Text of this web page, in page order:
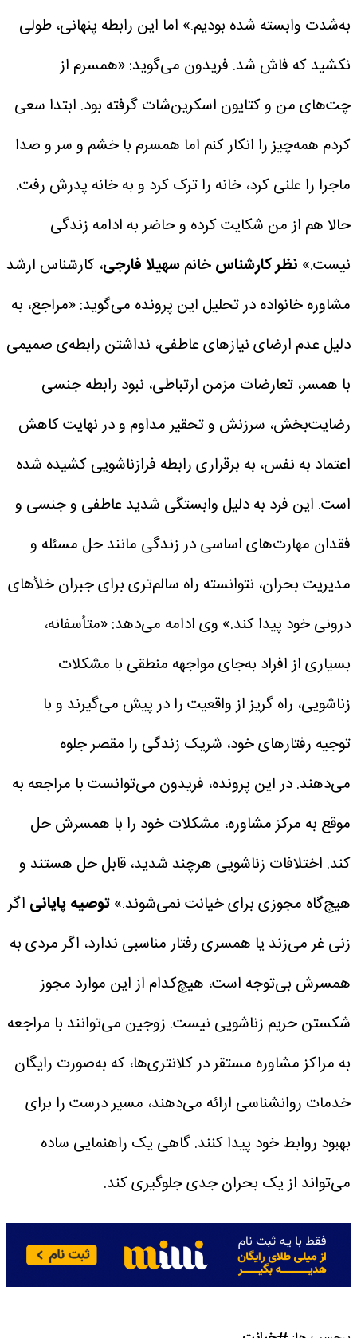
به‌شدت وابسته شده بودیم.» اما این رابطه پنهانی، طولی
نکشید که فاش شد. فریدون می‌گوید:«همسرم از
چت‌های من و کتایون اسکرین‌شات گرفته بود. ابتدا سعی
کردم همه‌چیز را انکار کنم اما همسرم با خشم و سر و صدا
ماجرا را علنی کرد، خانه را ترک کرد و به خانه پدرش رفت.
حالا هم از من شکایت کرده و حاضر به ادامه زندگی
نیست.» نظر کارشناسخانمسهیلا فارجی، کارشناس ارشد
مشاوره خانواده در تحلیل این پرونده می‌گوید:«مراجع، به
دلیل عدم ارضای نیازهای عاطفی، نداشتن رابطه‌ی صمیمی
با همسر، تعارضات مزمن ارتباطی، نبود رابطه جنسی
رضایت‌بخش، سرزنش و تحقیر مداوم و در نهایت کاهش
اعتماد به نفس، به برقراری رابطه فرازناشویی کشیده شده
است. این فرد به دلیل وابستگی شدید عاطفی و جنسی و
فقدان مهارت‌های اساسی در زندگی مانند حل مسئله و
مدیریت بحران، نتوانسته راه سالم‌تری برای جبران خلأهای
درونی خود پیدا کند.» وی ادامه می‌دهد: «متأسفانه،
بسیاری از افراد به‌جای مواجهه منطقی با مشکلات
زناشویی، راه گریز از واقعیت را در پیش می‌گیرند و با
توجیه رفتارهای خود، شریک زندگی را مقصر جلوه
می‌دهند. در این پرونده، فریدون می‌توانست با مراجعه به
موقع به مرکز مشاوره، مشکلات خود را با همسرش حل
کند. اختلافات زناشویی هرچند شدید، قابل حل هستند و
هیچ‌گاه مجوزی برای خیانت نمی‌شوند.»توصیه پایانی اگر
زنی غر می‌زند یا همسری رفتار مناسبی ندارد، اگر مردی به
همسرش بی‌توجه است، هیچ‌کدام از این موارد مجوز
شکستن حریم زناشویی نیست. زوجین می‌توانند با مراجعه
به مراکز مشاوره مستقر در کلانتری‌ها، که به‌صورت رایگان
خدمات روانشناسی ارائه می‌دهند، مسیر درست را برای
بهبود روابط خود پیدا کنند. گاهی یک راهنمایی ساده
می‌تواند از یک بحران جدی جلوگیری کند.